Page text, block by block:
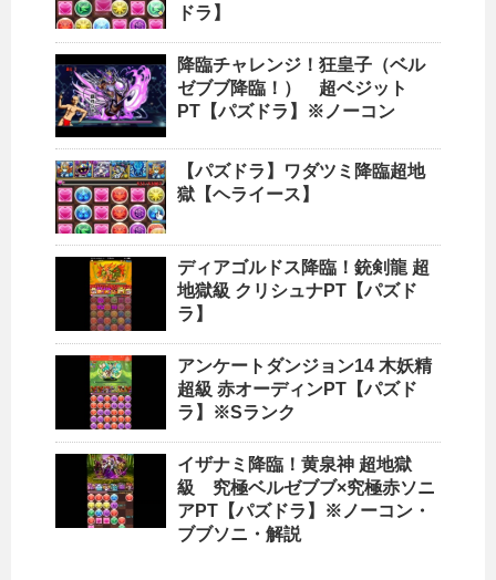
ドラ】
降臨チャレンジ！狂皇子（ベル
ゼブブ降臨！） 超ベジット
PT【パズドラ】※ノーコン
【パズドラ】ワダツミ降臨超地
獄【ヘライース】
ディアゴルドス降臨！銃剣龍 超
地獄級 クリシュナPT【パズド
ラ】
アンケートダンジョン14 木妖精
超級 赤オーディンPT【パズド
ラ】※Sランク
イザナミ降臨！黄泉神 超地獄
級 究極ベルゼブブ×究極赤ソニ
アPT【パズドラ】※ノーコン・
ブブソニ・解説